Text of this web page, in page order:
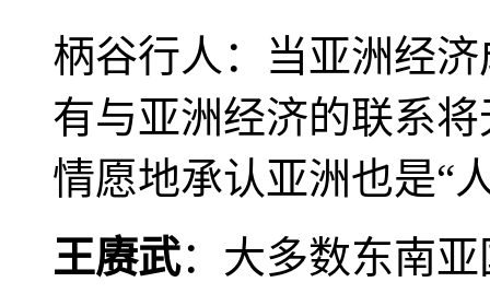
柄谷行人：当亚洲经
有与亚洲经济的联系
情愿地承认亚洲也是“
王赓武：大多数东南